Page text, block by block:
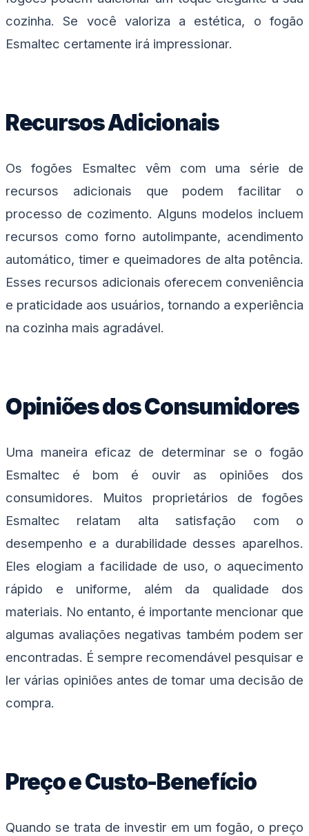
cozinha. Se você valoriza a estética, o fogão
Esmaltec certamente irá impressionar.
Recursos Adicionais
Os fogões Esmaltec vêm com uma série de
recursos adicionais que podem facilitar o
processo de cozimento. Alguns modelos incluem
recursos como forno autolimpante, acendimento
automático, timer e queimadores de alta potência.
Esses recursos adicionais oferecem conveniência
e praticidade aos usuários, tornando a experiência
na cozinha mais agradável.
Opiniões dos Consumidores
Uma maneira eficaz de determinar se o fogão
Esmaltec é bom é ouvir as opiniões dos
consumidores. Muitos proprietários de fogões
Esmaltec relatam alta satisfação com o
desempenho e a durabilidade desses aparelhos.
Eles elogiam a facilidade de uso, o aquecimento
rápido e uniforme, além da qualidade dos
materiais. No entanto, é importante mencionar que
algumas avaliações negativas também podem ser
encontradas. É sempre recomendável pesquisar e
ler várias opiniões antes de tomar uma decisão de
compra.
Preço e Custo-Benefício
Quando se trata de investir em um fogão, o preço